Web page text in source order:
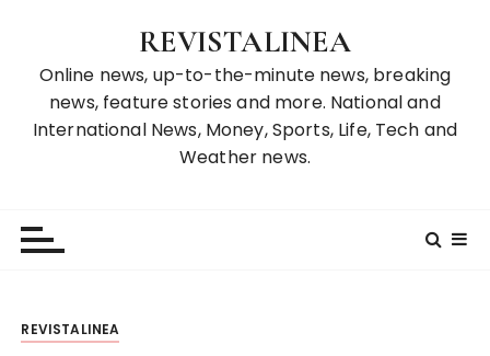
REVISTALINEA
Online news, up-to-the-minute news, breaking
news, feature stories and more. National and
International News, Money, Sports, Life, Tech and
Weather news.
REVISTALINEA